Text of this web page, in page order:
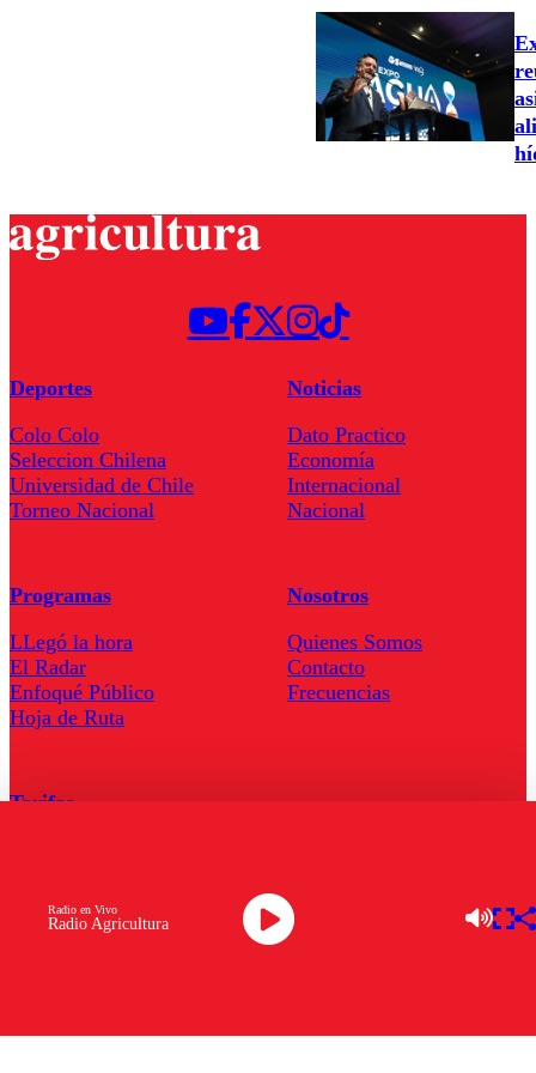
Radio Agricultura
Radio en Vivo
Deportes
Colo Colo
Seleccion Chilena
Universidad de Chile
Torneo Nacional
Noticias
Dato Practico
Economía
Internacional
Nacional
Programas
LLegó la hora
El Radar
Enfoqué Público
Hoja de Ruta
Nosotros
Quienes Somos
Contacto
Frecuencias
Tarifas
Descarga la APP